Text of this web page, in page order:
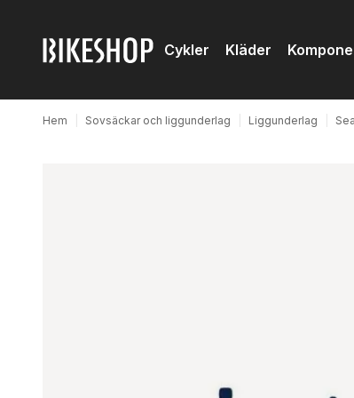
Cykler Kläder
Hem Sovsäckar och liggunderlag Liggunderlag